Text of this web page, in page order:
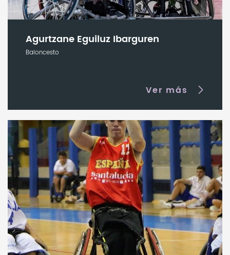
Agurtzane Eguiluz Ibarguren
Baloncesto
Ver más